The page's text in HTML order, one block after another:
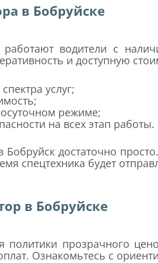
в Бобруйске
водители с
и доступную
услуг;
режиме;
на всех этап работы.
Бобруйск достаточно
спецтехника будет
в Бобруйске
прозрачного
Ознакомьтесь с